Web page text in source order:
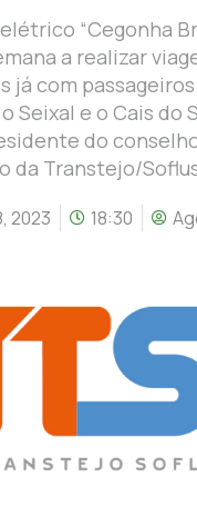
“Cegonha
a realizar
já com
Seixal e o Cais do
do
da Transtejo/
2023 18:30